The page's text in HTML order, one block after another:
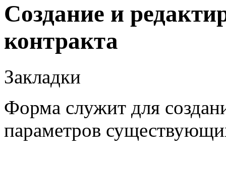
Создание и
контракта
Закладки
Форма служит для
параметров